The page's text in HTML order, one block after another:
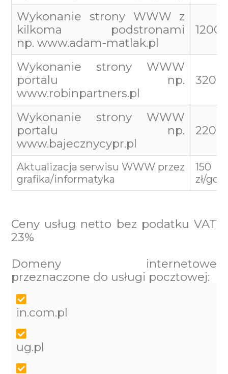
Wykonanie strony WWW z
kilkoma podstronami
np.www.adam-matlak.pl
1200
Wykonanie strony WWW
portalu np.
www.robinpartners.pl
3200
Wykonanie strony WWW
portalu np.
www.bajecznycypr.pl
Aktualizacja serwisu WWW przez
grafika/informatyka
150
zł/
Ceny usług netto bez podatku VAT
23%
Domeny internetowe
przeznaczone do usługi pocztowej:
in.com.pl
ug.pl